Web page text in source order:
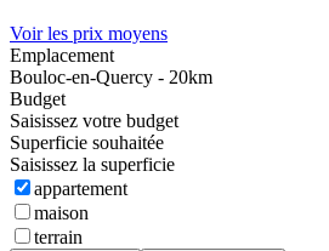
Voir les prix moyens
Emplacement
Bouloc-en-Quercy - 20km
Budget
Saisissez votre budget
Superficie souhaitée
Saisissez la superficie
appartement
maison
terrain